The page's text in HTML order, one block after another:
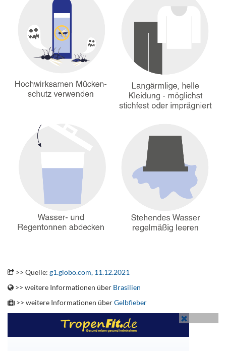
>> Quelle: g1.globo.com, 11.12.2021
>> weitere Informationen über Brasilien
>> weitere Informationen überGelbfieber